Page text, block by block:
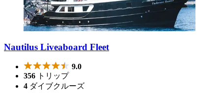
Nautilus Liveaboard Fleet
9.0
356 トリップ
4 ダイブクルーズ